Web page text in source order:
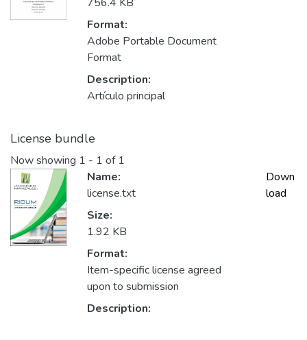
Format:
Adobe Portable Document
Format
Description:
Artículo principal
License bundle
Now showing 1 - 1 of 1
Name:
license.txt
Size:
1.92 KB
Format:
Item-specific license agreed
upon to submission
Description:
Down
load